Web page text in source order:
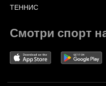
ТЕННИС
Смотри спорт